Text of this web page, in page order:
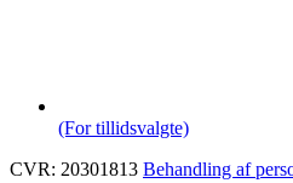
(For tillidsvalgte)
CVR: 20301813 Behandling af